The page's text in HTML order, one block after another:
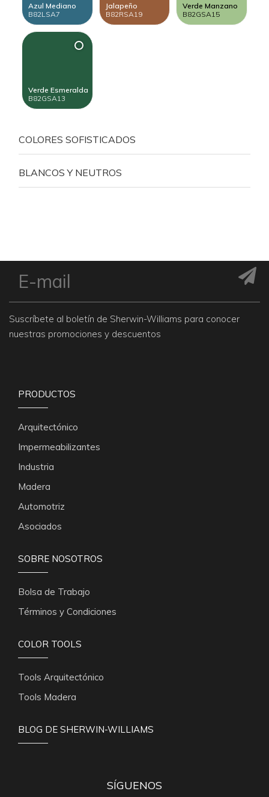
Azul Mediano
B82LSA7
Jalapeño
B82RSA19
Verde Manzano
B82GSA15
Verde Esmeralda
B82GSA13
COLORES SOFISTICADOS
BLANCOS Y NEUTROS
Suscríbete al boletín de Sherwin-Williams para conocer
nuestras promociones y descuentos
PRODUCTOS
Arquitectónico
Impermeabilizantes
Industria
Madera
Automotriz
Asociados
SOBRE NOSOTROS
Bolsa de Trabajo
Términos y Condiciones
COLOR TOOLS
Tools Arquitectónico
Tools Madera
BLOG DE SHERWIN-WILLIAMS
SÍGUENOS